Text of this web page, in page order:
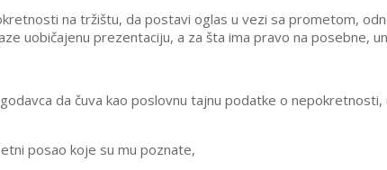
na tržištu, da postavi oglas u vezi sa prometom,
uobičajenu prezentaciju, a za šta ima pravo na posebne,
da čuva kao poslovnu tajnu podatke o
posao koje su mu poznate,